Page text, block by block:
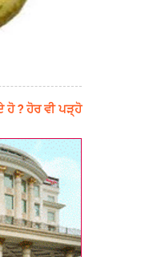
ਹੋ ? ਹੋਰ ਵੀ ਪੜ੍ਹੋ